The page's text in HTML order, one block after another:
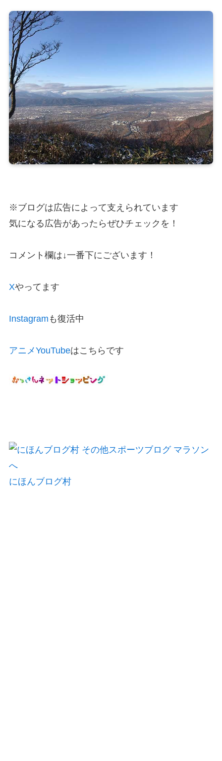
※ブログは広告によって支えられています
気になる広告があったらぜひチェックを！
コメント欄は↓一番下にございます！
Xやってます
Instagram も復活中
アニメYouTubeはこちらです
にほんブログ村